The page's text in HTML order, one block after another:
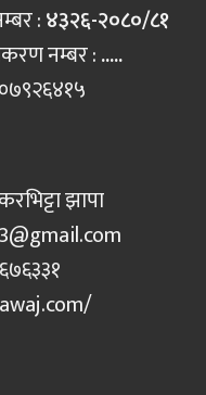
:४३२६-२०८०/८१
नम्बर :.....
झापा